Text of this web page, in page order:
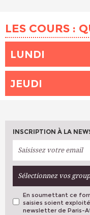
LES COURS :
LUNDI
HEURE 15h00 - 18h00
LIEU BOTZARIS (Paris
LIEU BOTZARIS (Paris
INTERVENANT (E)
JEUDI
INTERVENANT (E)
PLACES
HEURE 14h00 - 17h00
LIEU BOTZARIS (Paris
INTERVENANT (E)
PLACES
INSCRIPTION À LA
Sélectionnez vos
En soumettant ce
saisies soient
newsletter de Paris-